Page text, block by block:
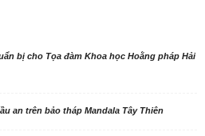
bị cho Tọa đàm Khoa học Hoằng pháp Hải
an trên bảo tháp Mandala Tây Thiên